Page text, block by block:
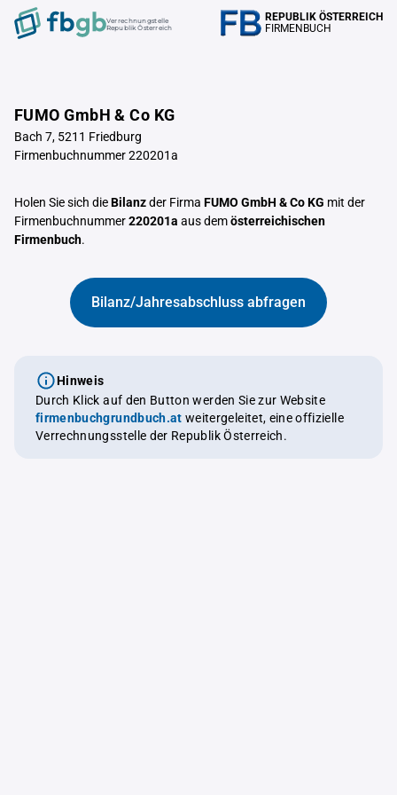
Verrechnungstelle
Republik Österreich
REPUBLIK ÖSTERREICH
FIRMENBUCH
FUMO GmbH & Co KG
Bach 7, 5211 Friedburg
Firmenbuchnummer 220201a
Holen Sie sich dieBilanzder Firma FUMO GmbH & Co KG mit der
Firmenbuchnummer220201a aus demösterreichischen
Firmenbuch.
Bilanz/Jahresabschluss abfragen
Hinweis
Durch Klick auf den Button werden Sie zur Website
firmenbuchgrundbuch.at weitergeleitet, eine offizielle
Verrechnungsstelle der Republik Österreich.